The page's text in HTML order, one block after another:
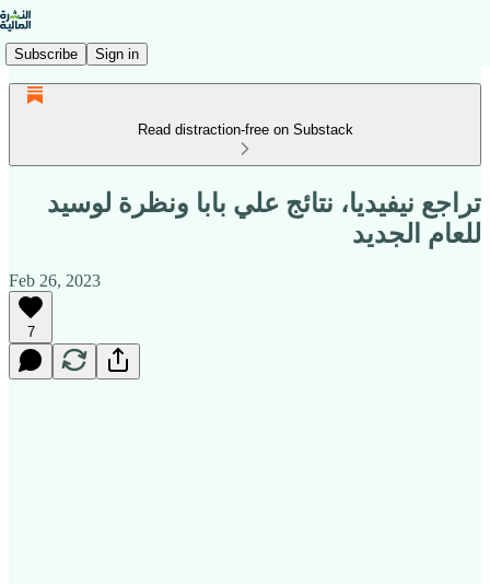
Subscribe Sign in
Read distraction-free on Substack
تراجع نيفيديا، نتائج علي بابا ونظرة لوسيد
للعام الجديد
Feb 26, 2023
7